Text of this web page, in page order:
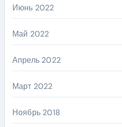
Июнь 2022
Май 2022
Апрель 2022
Март 2022
Ноябрь 2018